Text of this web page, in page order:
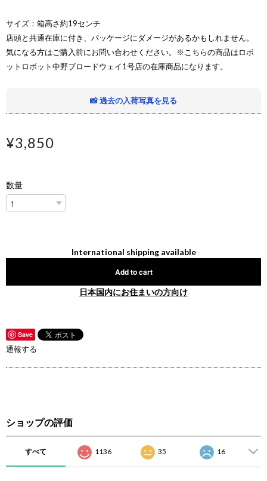
サイズ：箱高さ約19センチ
店頭と共通在庫に付き、パッケージにダメージがあるかもしれません。
気になる方はご購入前にお問い合わせください。※こちらの商品はロボ
ットロボット中野ブロードウェイ1号店の在庫商品になります。
📸 過去の入荷写真を見る
¥3,850
数量
International shipping available
Add to cart
日本国内にお住まいの方向け
Save
通報する
ショップの評価
すべて 1136 35 16